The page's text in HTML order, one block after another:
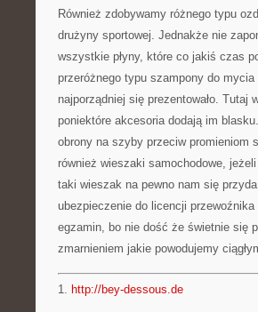
Również zdobywamy różnego typu
drużyny sportowej. Jednakże nie
wszystkie płyny, które co jakiś czas
przeróżnego typu szampony do
najporządniej się prezentowało.
poniektóre akcesoria dodają im
obrony na szyby przeciw promieniom
również wieszaki samochodowe,
taki wieszak na pewno nam się
ubezpieczenie do licencji
egzamin, bo nie dość że świetnie się
zmarnieniem jakie powodujemy
1. http://bey-dessous.de